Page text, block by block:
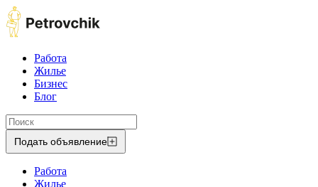
Работа
Жилье
Бизнес
Блог
Подать объявление
Работа
Жилье